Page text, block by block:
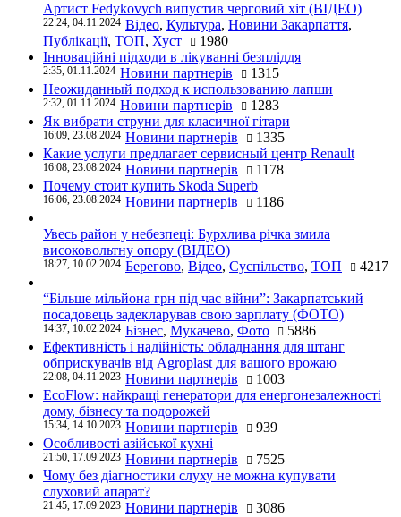
Артист Fedykovych випустив черговий хіт (ВІДЕО)
22:24, 04.11.2024 Відео, Культура, Новини Закарпаття,
Публікації, ТОП, Хуст
1980
Інноваційні підходи в лікуванні безпліддя
2:35, 01.11.2024 Новини партнерів
1315
Неожиданный подход к использованию лапши
2:32, 01.11.2024 Новини партнерів
1283
Як вибрати струни для класичної гітари
16:09, 23.08.2024 Новини партнерів
1335
Какие услуги предлагает сервисный центр Renault
16:08, 23.08.2024 Новини партнерів
1178
Почему стоит купить Skoda Superb
16:06, 23.08.2024 Новини партнерів 1186
Увесь район у небезпеці: Бурхлива річка змила
високовольтну опору (ВІДЕО)
18:27, 10.02.2024 Берегово, Відео, Суспільство, ТОП 4217
“Більше мільйона грн під час війни”: Закарпатський
посадовець задекларував свою зарплату (ФОТО)
14:37, 10.02.2024 Бізнес, Мукачево, Фото
5886
Ефективність і надійність: обладнання для штанг
обприскувачів від Agroplast для вашого врожаю
22:08, 04.11.2023 Новини партнерів
1003
EcoFlow: найкращі генератори для енергонезалежності
дому, бізнесу та подорожей
15:34, 14.10.2023 Новини партнерів
939
Особливості азійської кухні
21:50, 17.09.2023 Новини партнерів
7525
Чому без діагностики слуху не можна купувати
слуховий апарат?
21:45, 17.09.2023 Новини партнерів 3086